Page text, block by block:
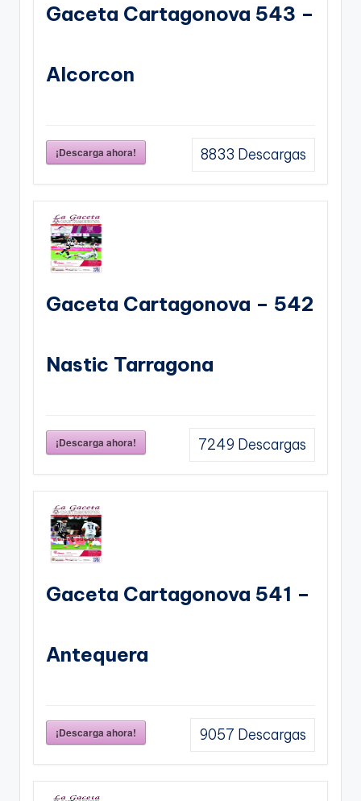
Gaceta Cartagonova 543 –
Alcorcon
¡Descarga ahora! 8833 Descargas
Gaceta Cartagonova – 542
Nastic Tarragona
¡Descarga ahora! 7249 Descargas
Gaceta Cartagonova 541 –
Antequera
¡Descarga ahora! 9057 Descargas